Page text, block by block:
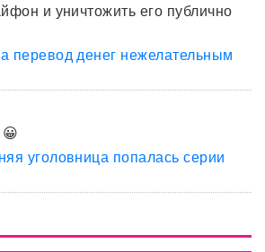
и уничтожить его публично
перевод денег нежелательным
уголовница попалась серии